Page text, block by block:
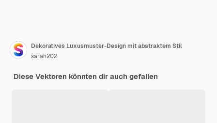
Dekoratives Luxusmuster-Design mit abstraktem Stil
sarah202
Diese Vektoren könnten dir auch gefallen